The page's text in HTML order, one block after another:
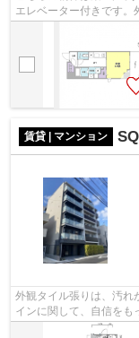
エレベーター付きです。
賃貸 | マンション
外観タイル張りは、汚れ
インに関して、自信をも
2つあるので行動範囲が